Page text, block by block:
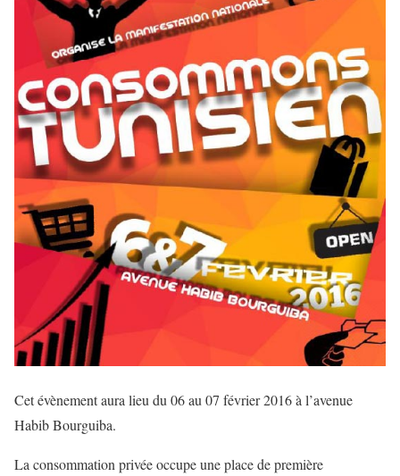
Cet évènement aura lieu du 06 au 07 février 2016 à l’avenue
Habib Bourguiba.
La consommation privée occupe une place de première